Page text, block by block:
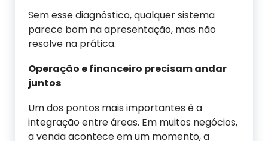
Sem esse diagnóstico, qualquer sistema
parece bom na apresentação, mas não
resolve na prática.
Operação e financeiro precisam andar
juntos
Um dos pontos mais importantes é a
integração entre áreas. Em muitos negócios,
a venda acontece em um momento, a